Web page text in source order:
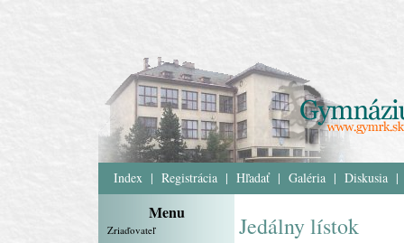
Index | Registrácia | Hľadať | Galéria | Diskusia |
Menu
Zriaďovateľ
Jedálny lístok